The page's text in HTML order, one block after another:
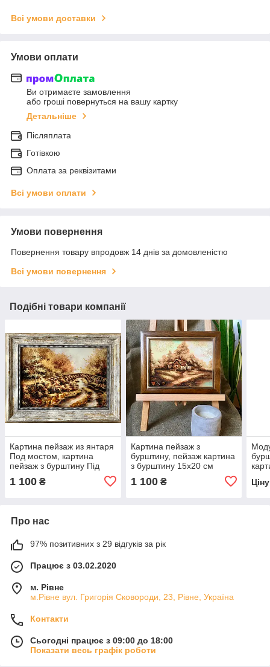
Всі умови доставки
Умови оплати
Ви отримаєте замовлення
або гроші повернуться на вашу картку
Детальніше
Післяплата
Готівкою
Оплата за реквізитами
Всі умови оплати
Умови повернення
Повернення товару впродовж 14 днів за домовленістю
Всі умови повернення
Подібні товари компанії
Картина пейзаж из янтаря
Под мостом, картина
пейзаж з бурштину Під
1 100 ₴
Картина пейзаж з
бурштину, пейзаж картина
з бурштину 15x20 см
1 100₴
Про нас
97% позитивних з 29 відгуків за рік
Працює з 03.02.2020
м. Рівне
м.Рівне вул. Григорія Сковороди, 23, Рівне, Україна
Контакти
Сьогодні працює з 09:00 до 18:00
Показати весь графік роботи